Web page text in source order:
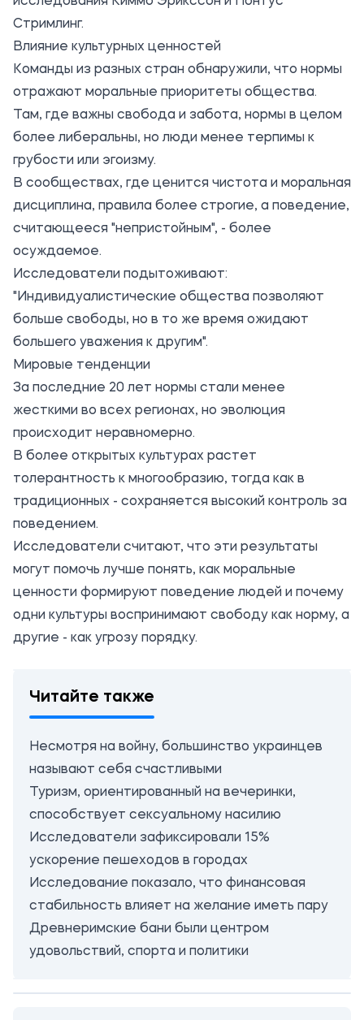
Стримлинг.
Влияние культурных ценностей
Команды из разных стран обнаружили, что нормы
отражают моральные приоритеты общества.
Там, где важны свобода и забота, нормы в целом
более либеральны, но люди менее терпимы к
грубости или эгоизму.
В сообществах, где ценится чистота и моральная
дисциплина, правила более строгие, а поведение,
считающееся "непристойным", - более
осуждаемое.
Исследователи подытоживают:
"Индивидуалистические общества позволяют
больше свободы, но в то же время ожидают
большего уважения к другим".
Мировые тенденции
За последние 20 лет нормы стали менее
жесткими во всех регионах, но эволюция
происходит неравномерно.
В более открытых культурах растет
толерантность к многообразию, тогда как в
традиционных - сохраняется высокий контроль за
поведением.
Исследователи считают, что эти результаты
могут помочь лучше понять, как моральные
ценности формируют поведение людей и почему
одни культуры воспринимают свободу как норму, а
другие - как угрозу порядку.
Читайте также
Несмотря на войну, большинство украинцев
называют себя счастливыми
Туризм, ориентированный на вечеринки,
способствует сексуальному насилию
Исследователи зафиксировали 15%
ускорение пешеходов в городах
Исследование показало, что финансовая
стабильность влияет на желание иметь пару
Древнеримские бани были центром
удовольствий, спорта и политики